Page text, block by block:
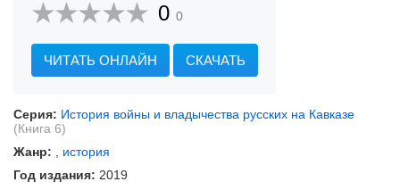
0 0
ЧИТАТЬ ОНЛАЙН СКАЧАТЬ
Серия: История войны и владычества русских на Кавказе
(Книга 6)
Жанр: , история
Год издания: 2019